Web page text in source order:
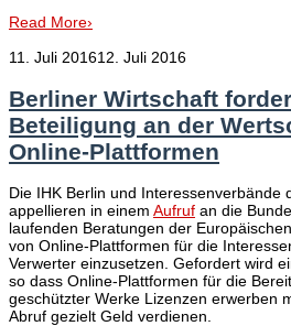
Read More›
11. Juli 201612. Juli 2016
Berliner Wirtschaft
Beteiligung an der
Online-Plattformen
Die IHK Berlin und Interessenverbände
appellieren in einem Aufruf an die
laufenden Beratungen der
von Online-Plattformen für die
Verwerter einzusetzen. Gefordert wird
so dass Online-Plattformen für die
geschützter Werke Lizenzen erwerben
Abruf gezielt Geld verdienen.